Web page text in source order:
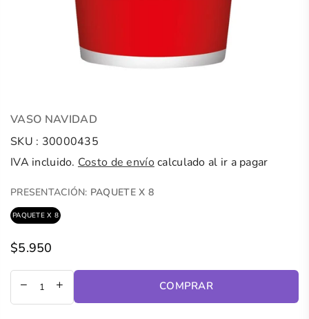
VASO NAVIDAD
SKU : 30000435
IVA incluido. Costo de envíocalculado al ir a pagar
PRESENTACIÓN: PAQUETE X 8
PAQUETE X 8
Precio
regular
$5.950
COMPRAR